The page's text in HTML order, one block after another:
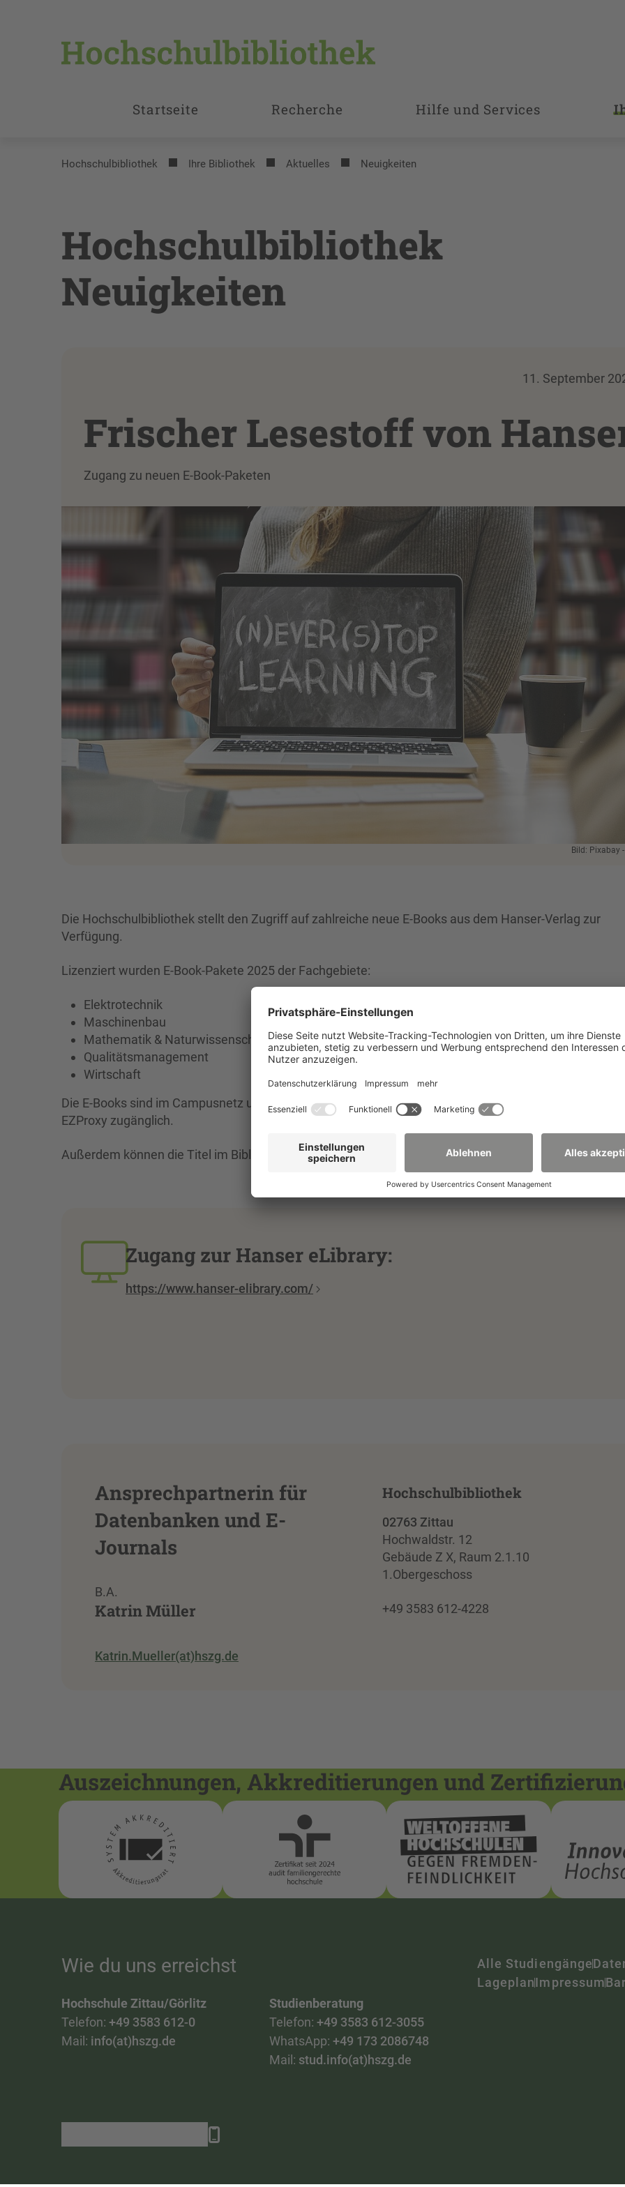
Startseite Recherche Hilfe und Services
Hochschulbibliothek Ihre Bibliothek Aktuelles Neuigkeiten
Hochschulbibliothek
Neuigkeiten
11. September
Frischer Lesestoff von
Zugang zu neuen E-Book-Paketen
Bild: Pixabay
Die Hochschulbibliothek stellt den Zugriff auf zahlreiche neue E-Books aus dem Hanser-Verlag zur
Verfügung.
Lizenziert wurden E-Book-Pakete 2025 der Fachgebiete:
Elektrotechnik
Maschinenbau
Mathematik & Naturwissenschaften
Qualitätsmanagement
Wirtschaft
Die E-Books sind im Campusnetz und für Hochschulangehörige ortunabhängig über VPN, Shibboleth
EZProxy zugänglich.
Außerdem können die Titel im Bibliothekskatalog recherchiert und aufgerufen werden.
Zugang zur Hanser eLibrary:
https://www.hanser-elibrary.com/
Ansprechpartnerin für
Datenbanken und E-
Journals
B.A.
Katrin Müller
Katrin.Mueller(at)hszg.de
Hochschulbibliothek
02763 Zittau
Hochwaldstr. 12
Gebäude Z X, Raum 2.1.10
1.Obergeschoss
+49 3583 612-4228
Auszeichnungen, Akkreditierungen und
Wie du uns erreichst
Hochschule Zittau/Görlitz
Telefon: +49 3583 612-0
Mail: info(at)hszg.de
Studienberatung
Telefon: +49 3583 612-3055
WhatsApp: +49 173 2086748
Mail: stud.info(at)hszg.de
Alle Studiengänge
LageplanImpressum